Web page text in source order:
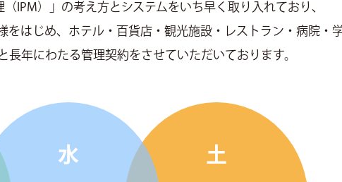
IPM）」の考え方とシステムをいち早く取り入れており、
はじめ、ホテル・百貨店・観光施設・レストラン・病院・学
長年にわたる管理契約をさせていただいております。
水 土